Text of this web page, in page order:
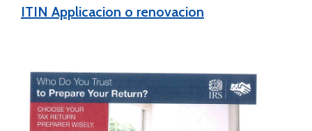
ITIN Applicacion o renovacion